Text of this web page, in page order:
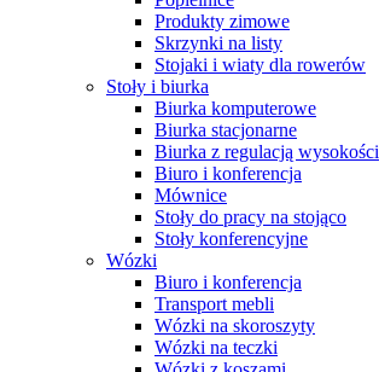
Produkty zimowe
Skrzynki na listy
Stojaki i wiaty dla rowerów
Stoły i biurka
Biurka komputerowe
Biurka stacjonarne
Biurka z regulacją wysokości
Biuro i konferencja
Mównice
Stoły do pracy na stojąco
Stoły konferencyjne
Wózki
Biuro i konferencja
Transport mebli
Wózki na skoroszyty
Wózki na teczki